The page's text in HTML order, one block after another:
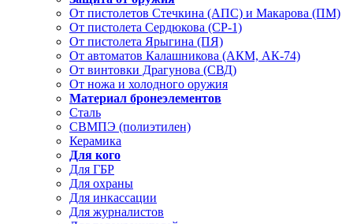
От пистолетов Стечкина (АПС) и Макарова (ПМ)
От пистолета Сердюкова (СР-1)
От пистолета Ярыгина (ПЯ)
От автоматов Калашникова (АКМ, АК-74)
От винтовки Драгунова (СВД)
От ножа и холодного оружия
Материал бронеэлементов
Сталь
СВМПЭ (полиэтилен)
Керамика
Для кого
Для ГБР
Для охраны
Для инкассации
Для журналистов